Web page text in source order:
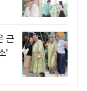
근
'